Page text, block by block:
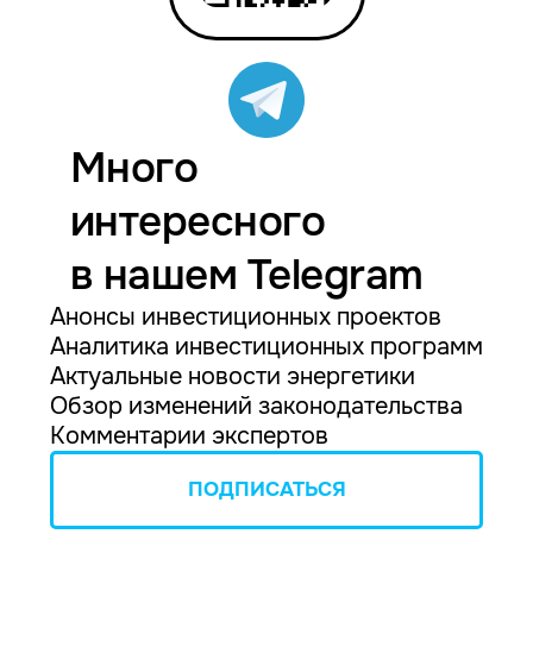
Много
интересного
в нашем Telegram
Анонсы инвестиционных проектов
Аналитика инвестиционных программ
Актуальные новости энергетики
Обзор изменений законодательства
Комментарии экспертов
ПОДПИСАТЬСЯ